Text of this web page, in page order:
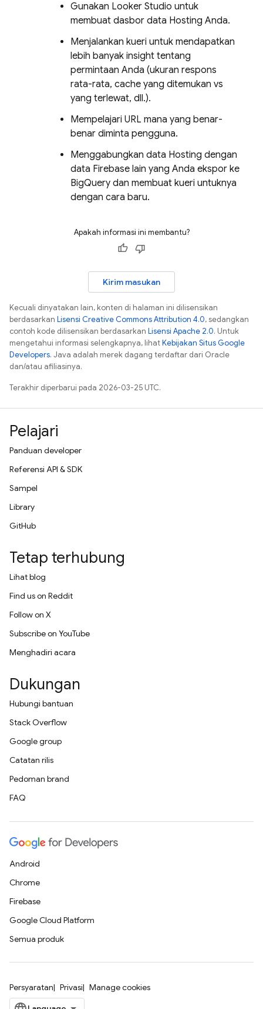
Gunakan Looker Studio untuk
membuat dasbor data Hosting Anda.
Menjalankan kueri untuk mendapatkan
lebih banyak insight tentang
permintaan Anda (ukuran respons
rata-rata, cache yang ditemukan vs
yang terlewat, dll.).
Mempelajari URL mana yang benar-
benar diminta pengguna.
Menggabungkan data Hosting dengan
data Firebase lain yang Anda ekspor ke
BigQuery dan membuat kueri untuknya
dengan cara baru.
Apakah informasi ini membantu?
Kirim masukan
Kecuali dinyatakan lain, konten di halaman ini dilisensikan
berdasarkan Lisensi Creative Commons Attribution 4.0, sedangkan
contoh kode dilisensikan berdasarkan Lisensi Apache 2.0. Untuk
mengetahui informasi selengkapnya, lihatKebijakan Situs Google
Developers. Java adalah merek dagang terdaftar dari Oracle
dan/atau afiliasinya.
Terakhir diperbarui pada 2026-03-25 UTC.
Pelajari
Panduan developer
Referensi API & SDK
Sampel
Library
GitHub
Tetap terhubung
Lihat blog
Find us on Reddit
Follow on X
Subscribe on YouTube
Menghadiri acara
Dukungan
Hubungi bantuan
Stack Overflow
Google group
Catatan rilis
Pedoman brand
FAQ
Android
Chrome
Firebase
Google Cloud Platform
Semua produk
Persyaratan Privasi Manage cookies